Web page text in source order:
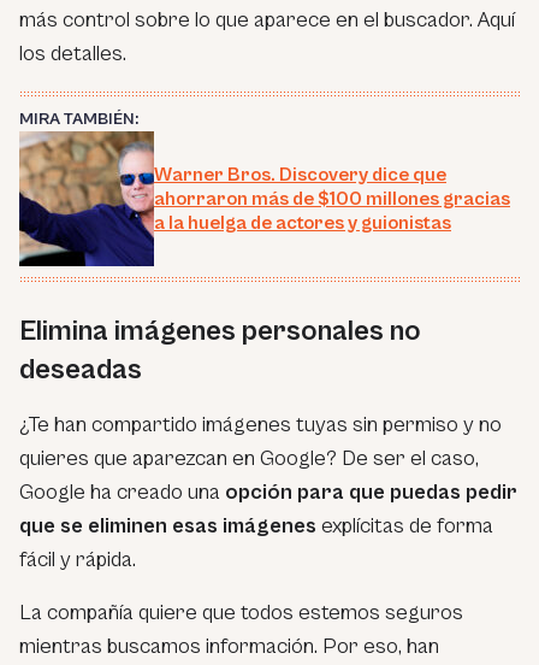
más control sobre lo que aparece en el buscador. Aquí
los detalles.
MIRA TAMBIÉN:
Warner Bros. Discovery dice que
ahorraron más de $100 millones gracias
a la huelga de actores y guionistas
Elimina imágenes personales no
deseadas
¿Te han compartido imágenes tuyas sin permiso y no
quieres que aparezcan en Google? De ser el caso,
Google ha creado una opción para que puedas pedir
que se eliminen esas imágenes explícitas de forma
fácil y rápida.
La compañía quiere que todos estemos seguros
mientras buscamos información. Por eso, han